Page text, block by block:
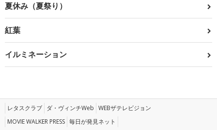
夏休み（夏祭り）
紅葉
イルミネーション
レタスクラブ ダ・ヴィンチWeb WEBザテレビジョン
MOVIE WALKER PRESS 毎日が発見ネット